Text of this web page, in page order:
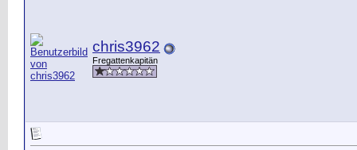
chris3962
Fregattenkapitän